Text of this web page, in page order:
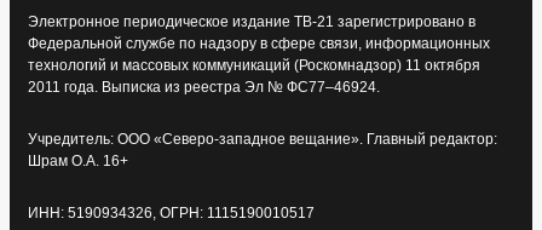
Электронное периодическое издание ТВ-21 зарегистрировано в
Федеральной службе по надзору в сфере связи, информационных
технологий и массовых коммуникаций (Роскомнадзор) 11 октября
2011 года. Выписка из реестра Эл № ФС77–46924.
Учредитель: ООО «Северо-западное вещание». Главный редактор:
Шрам О.А. 16+
ИНН: 5190934326, ОГРН: 1115190010517